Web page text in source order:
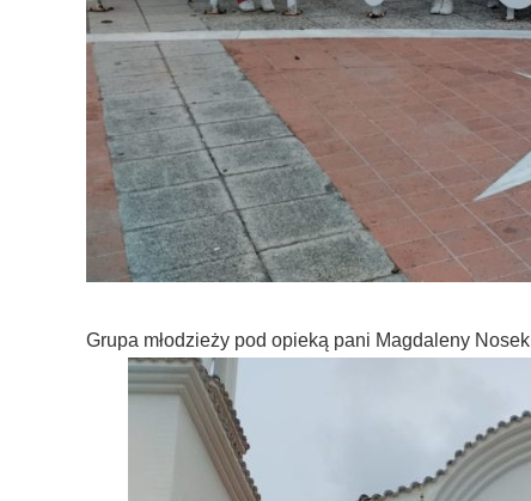
Grupa młodzieży pod opieką pani Magdaleny